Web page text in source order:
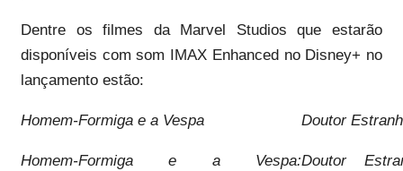
Dentre os filmes da Marvel Studios que estarão
disponíveis com som IMAX Enhanced no Disney+ no
lançamento estão:
Homem-Formiga e a Vespa Doutor
Homem-Formiga e a Vespa:Doutor